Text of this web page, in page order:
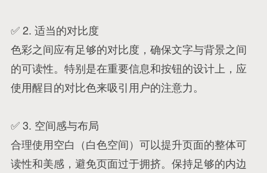
✅ 2. 适当的对比度
色彩之间应有足够的对比度，确保文字与背景之间
的可读性。特别是在重要信息和按钮的设计上，应
使用醒目的对比色来吸引用户的注意力。
✅ 3. 空间感与布局
合理使用空白（白色空间）可以提升页面的整体可
读性和美感，避免页面过于拥挤。保持足够的内边